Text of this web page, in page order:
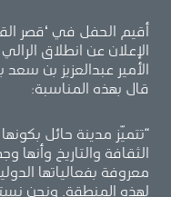
أقيم الحفل في ‘قصر
الإعلان عن انطلاق
الأمير عبدالعزيز بن
قال بهذه المناسبة:
“تتميّز مدينة حائل
الثقافة والتاريخ وأنها
معروفة بفعالياتها
لهذه المنطقة. ونحن